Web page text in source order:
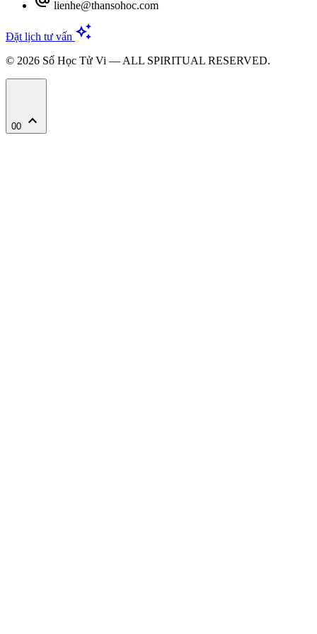
lienhe@thansohoc.com
Đặt lịch tư vấn auto_awesome
© 2026 Số Học Tử Vi — ALL SPIRITUAL RESERVED.
00 expand_less